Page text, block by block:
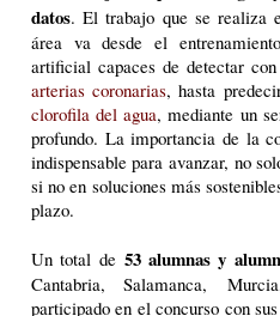
datos. El trabajo que se realiza
área va desde el
artificial capaces de detectar
arterias coronarias, hasta
clorofila del agua, mediante un
profundo. La importancia de la
indispensable para avanzar, no
si no en soluciones más
plazo.
Un total de 53 alumnas y
Cantabria, Salamanca,
participado en el concurso con